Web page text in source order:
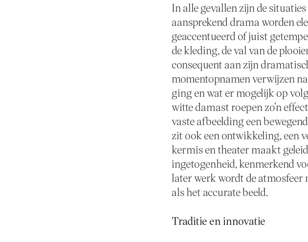
In alle gevallen zijn de
aansprekend drama worden
geaccentueerd of juist
de kleding, de val van de
consequent aan zijn
momentopnamen verwijzen
ging en wat er mogelijk op
witte damast roepen zo’n
vaste afbeelding een
zit ook een ontwikkeling, een
kermis en theater maakt
ingetogenheid, kenmerkend
later werk wordt de
als het accurate beeld.
Traditie en innovatie